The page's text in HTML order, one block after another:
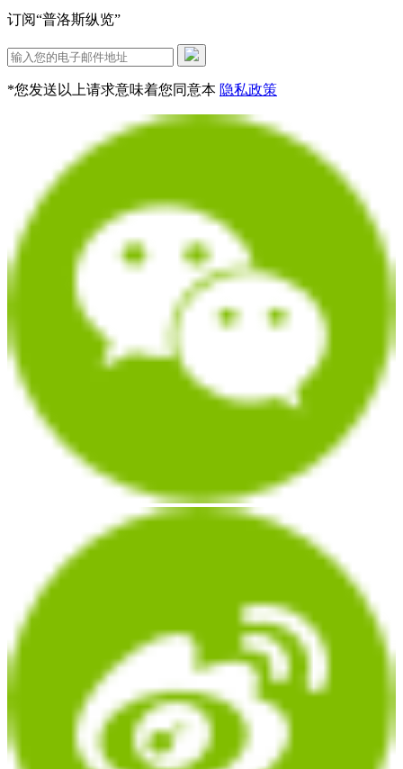
订阅“普洛斯纵览”
*您发送以上请求意味着您同意本 隐私政策